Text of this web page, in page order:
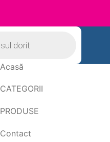
Acasă
CATEGORII
PRODUSE
Contact